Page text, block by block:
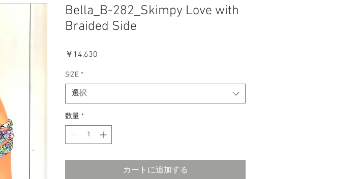
Bella_B-282_Skimpy Love with
Braided Side
￥14,630
SIZE *
選択
数量 *
カートに追加する